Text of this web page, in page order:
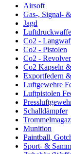
Airsoft
Gas-, Signal-
Jagd
Co2 -
Co2 - Pistolen
Co2 - Revolver
Co2 Kapseln
Exportfedern
Luftgewehre
Luftpistolen
Schalldämpfer
Munition
Paintball,
Sport- &